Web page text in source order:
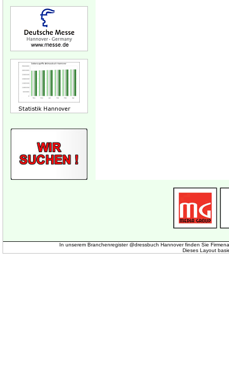
In unserem Branchenregister @dressbuch Hannover finden Sie
Dieses Layout